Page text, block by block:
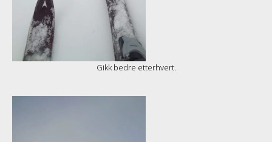
Gikk bedre etterhvert.